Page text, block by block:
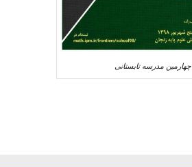
چهارمین مدرسه تابستانی